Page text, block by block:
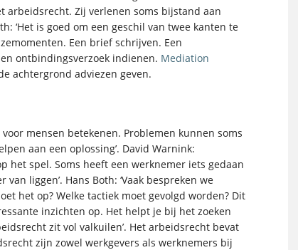
Zij verlenen soms bijstand aan
‘Het is goed om een geschil van twee kanten te
Een brief schrijven. Een
ontbindingsverzoek indienen. Mediation
achtergrond adviezen geven.
mensen betekenen. Problemen kunnen soms
aan een oplossing’. David Warnink:
het spel. Soms heeft een werknemer iets gedaan
liggen’. Hans Both: ‘Vaak bespreken we
het op? Welke tactiek moet gevolgd worden? Dit
inzichten op. Het helpt je bij het zoeken
zit vol valkuilen’. Het arbeidsrecht bevat
zijn zowel werkgevers als werknemers bij